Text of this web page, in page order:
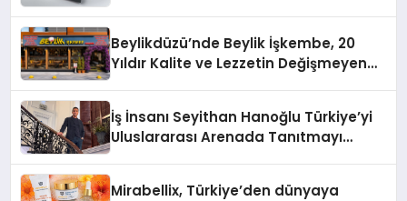
Beylikdüzü’nde Beylik İşkembe, 20
Yıldır Kalite ve Lezzetin Değişmeyen
İş İnsanı Seyithan Hanoğlu Türkiye’yi
Uluslararası Arenada Tanıtmayı
Mirabellix, Türkiye’den dünyaya